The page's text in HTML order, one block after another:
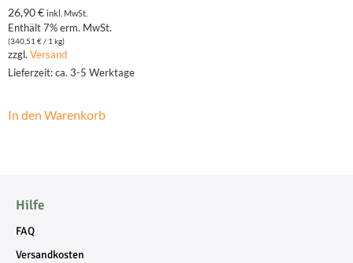
26,90€ inkl. MwSt.
Enthält 7% erm. MwSt.
(340,51€/ 1 kg)
zzgl. Versand
Lieferzeit: ca. 3-5 Werktage
In den Warenkorb
Hilfe
FAQ
Versandkosten